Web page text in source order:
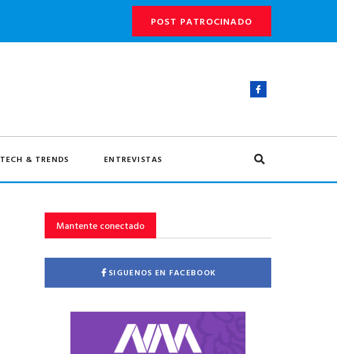
POST PATROCINADO
TECH & TRENDS ENTREVISTAS
Mantente conectado
SIGUENOS EN FACEBOOK